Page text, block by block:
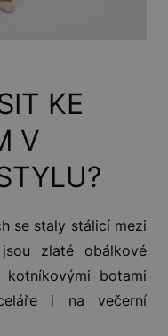
KE
V
se staly stálicí mezi
zlaté obálkové
botami
i na večerní